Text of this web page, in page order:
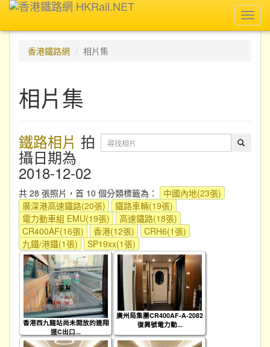
香港鐵路網
相片集
相片集
鐵路相片 拍
攝日期為
2018-12-02
共 28 張照片，首 10 個分類標籤為：
中國內地(23張)
廣深港高速鐵路(20張)
鐵路車輛(19張)
電力動車組 EMU(19張)
高速鐵路(18張)
CR400AF(16張)
香港(12張)
CRH6(1張)
九鐵/港鐵(1張)
SP19xx(1張)
香港西九龍站尚未開放的連翔
道C出口...
廣州局集團CR400AF-A-2082
復興號電力動...